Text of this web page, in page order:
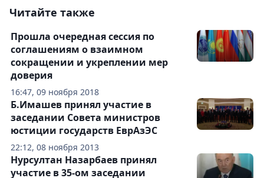
Читайте также
16:47, 09 ноября 2018
Прошла очередная сессия по
соглашениям о взаимном
сокращении и укреплении мер
доверия
22:12, 08 ноября 2013
Б.Имашев принял участие в
заседании Совета министров
юстиции государств ЕврАзЭС
Нурсултан Назарбаев принял
участие в 35-ом заседании